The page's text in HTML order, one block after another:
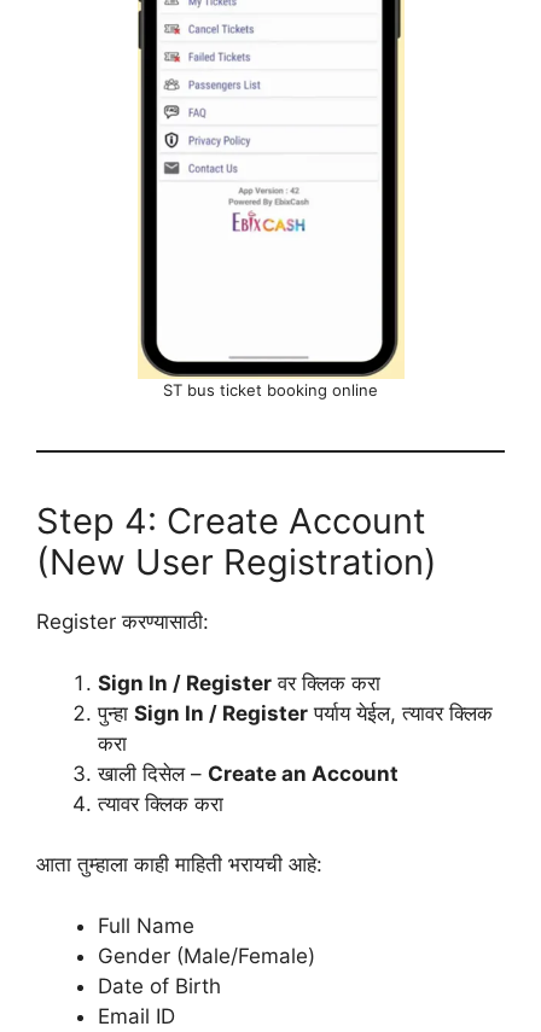
ST bus ticket booking online
Step 4: Create Account
(New User Registration)
Register करण्यासाठी:
Sign In / Register वर क्लिक करा
पुन्हा Sign In / Register पर्याय येईल, त्यावर क्लिक
करा
खाली दिसेल – Create an Account
त्यावर क्लिक करा
आता तुम्हाला काही माहिती भरायची आहे:
Full Name
Gender (Male/Female)
Date of Birth
Email ID